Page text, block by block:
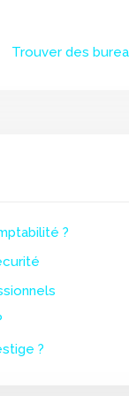
Trouver des
?
?